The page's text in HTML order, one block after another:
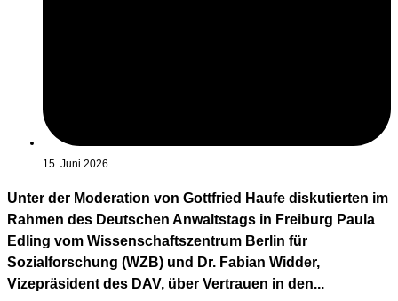
15. Juni 2026
Unter der Moderation von Gottfried Haufe diskutierten im
Rahmen des Deutschen Anwaltstags in Freiburg Paula
Edling vom Wissenschaftszentrum Berlin für
Sozialforschung (WZB) und Dr. Fabian Widder,
Vizepräsident des DAV, über Vertrauen in den...